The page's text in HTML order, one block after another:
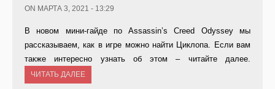
ON МАРТА 3, 2021 - 13:29
В новом мини-гайде по Assassin’s Creed Odyssey мы
рассказываем, как в игре можно найти Циклопа. Если вам
также интересно узнать об этом – читайте далее.
ЧИТАТЬ ДАЛЕЕ